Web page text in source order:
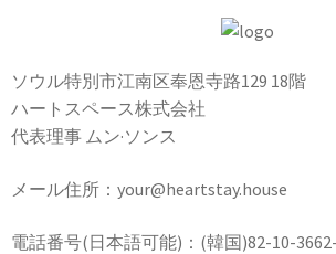
ソウル特別市江南区奉恩寺路129 18階
ハートスペース株式会社
代表理事 ムン·ソンス
メール住所：your@heartstay.house
電話番号(日本語可能)：(韓国)82-10-